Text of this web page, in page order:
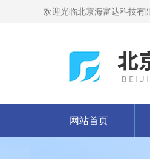
欢迎光临北京海富达科技有
网站首页